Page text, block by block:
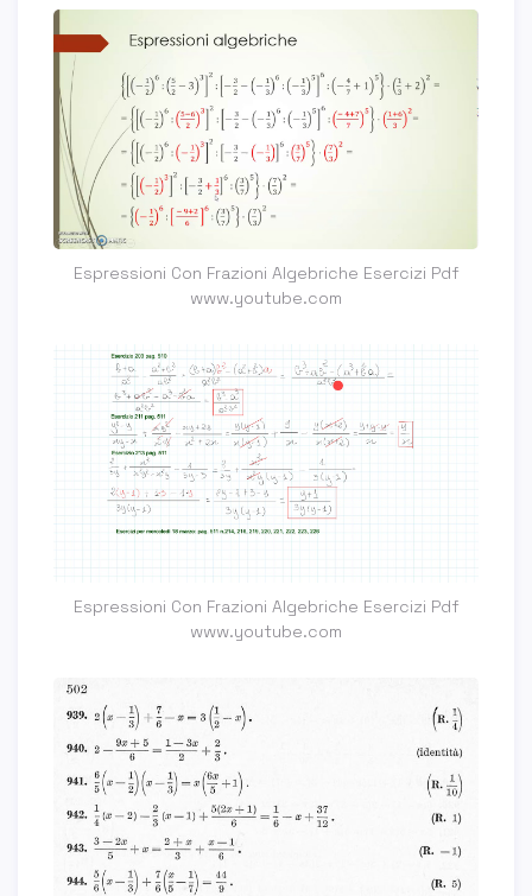
Espressioni Con Frazioni Algebriche Esercizi Pdf
www.youtube.com
Espressioni Con Frazioni Algebriche Esercizi Pdf
www.youtube.com